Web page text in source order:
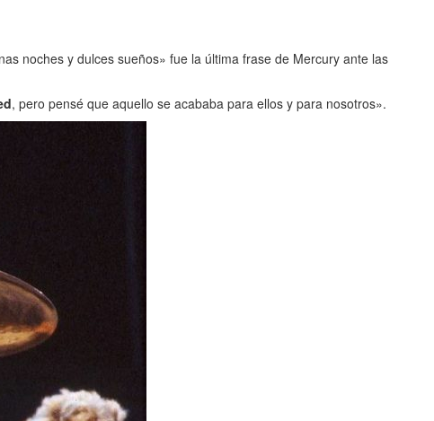
noches y dulces sueños» fue la última frase de Mercury ante las
, pero pensé que aquello se acababa para ellos y para nosotros».